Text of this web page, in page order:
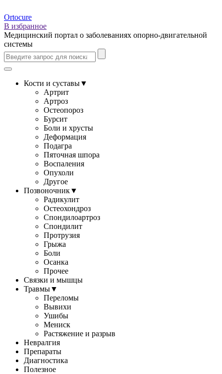
Ortocure
В избранное
Медицинский портал о заболеваниях опорно-двигательной
системы
Кости и суставы▼
Артрит
Артроз
Остеопороз
Бурсит
Боли и хрусты
Деформация
Подагра
Пяточная шпора
Воспаления
Опухоли
Другое
Позвоночник▼
Радикулит
Остеохондроз
Спондилоартроз
Спондилит
Протрузия
Грыжа
Боли
Осанка
Прочее
Связки и мышцы
Травмы▼
Переломы
Вывихи
Ушибы
Мениск
Растяжение и разрыв
Невралгия
Препараты
Диагностика
Полезное